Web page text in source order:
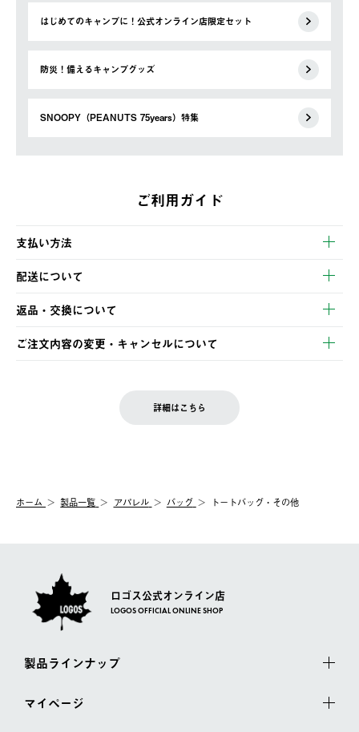
はじめてのキャンプに！公式オンライン店限定セット
防災！備えるキャンプグッズ
SNOOPY（PEANUTS 75years）特集
ご利用ガイド
支払い方法
以下のいずれかの方法でお支払いいただけます。
・クレジットカード決済
・コンビニ決済
・Pay-easy決済
配送について
【発送スケジュール】
ご注文・ご入金完了より2営業日以内に商品を発送いたします。
土日祝の発送はございませんので、木曜日以降のご注文は週明け
の発送となる場合がございます。
【配送業者】
佐川急便にて配送されます。
返品・交換について
※お客様都合の場合
お客様都合の返品にかかる送料は、お客様ご負担とさせていただ
一度お手元の商品を返品いただき、ご希望商品を再注文してくだ
ご注文内容の変更・キャンセルについて
LOGOS FAMILY会員の方は、会員マイページ内 購入履歴画面に
詳細はこちら
ホーム 製品一覧 アパレル バッグ トートバッグ・その他
ロゴス公式オンライン店
LOGOS OFFICIAL ONLINE SHOP
製品ラインナップ
マイページ